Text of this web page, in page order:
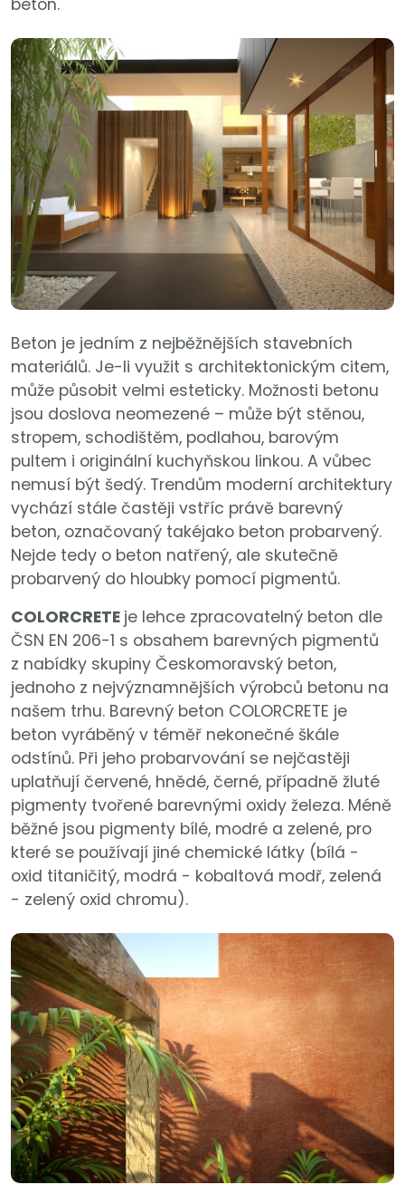
Beton je jedním z nejběžnějších stavebních
materiálů. Je-li využit s architektonickým citem,
může působit velmi esteticky. Možnosti betonu
jsou doslova neomezené – může být stěnou,
stropem, schodištěm, podlahou, barovým
pultem i originální kuchyňskou linkou. A vůbec
nemusí být šedý. Trendům moderní architektury
vychází stále častěji vstříc právě barevný
beton, označovaný takéjako beton probarvený.
Nejde tedy o beton natřený, ale skutečně
probarvený do hloubky pomocí pigmentů.
COLORCRETE je lehce zpracovatelný beton dle
ČSN EN 206-1 s obsahem barevných pigmentů
z nabídky skupiny Českomoravský beton,
jednoho z nejvýznamnějších výrobců betonu na
našem trhu. Barevný beton COLORCRETE je
beton vyráběný v téměř nekonečné škále
odstínů. Při jeho probarvování se nejčastěji
uplatňují červené, hnědé, černé, případně žluté
pigmenty tvořené barevnými oxidy železa. Méně
běžné jsou pigmenty bílé, modré a zelené, pro
které se používají jiné chemické látky (bílá -
oxid titaničitý, modrá - kobaltová modř, zelená
- zelený oxid chromu).